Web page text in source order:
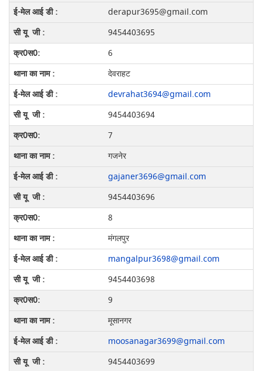
derapur3695@gmail.com
9454403695
6
देवराहट
devrahat3694@gmail.com
9454403694
7
गजनेर
gajaner3696@gmail.com
9454403696
8
मंगलपुर
mangalpur3698@gmail.com
9454403698
9
मूसानगर
moosanagar3699@gmail.com
9454403699